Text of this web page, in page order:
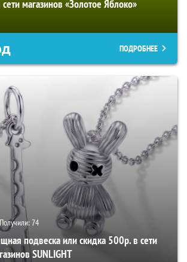
магазинов «Золотое Яблоко»
ПОДРОБНЕЕ
Получили:74
подвеска или скидка 500р. в сети
SUNLIGHT